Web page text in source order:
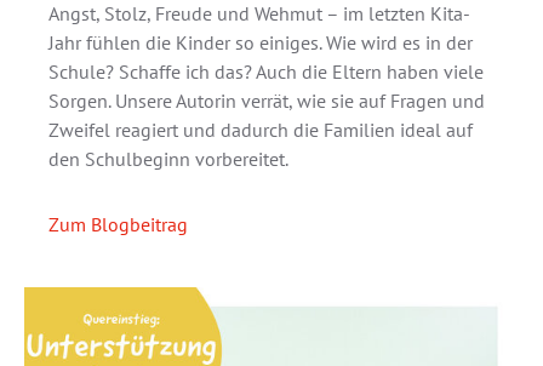
Angst, Stolz, Freude und Wehmut – im letzten Kita-
Jahr fühlen die Kinder so einiges. Wie wird es in der
Schule? Schaffe ich das? Auch die Eltern haben viele
Sorgen. Unsere Autorin verrät, wie sie auf Fragen und
Zweifel reagiert und dadurch die Familien ideal auf
den Schulbeginn vorbereitet.
Zum Blogbeitrag